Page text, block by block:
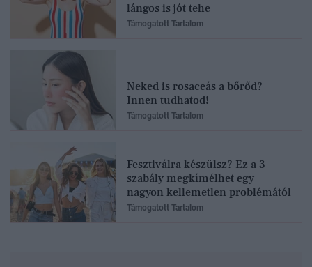
lángos is jót tehe
Támogatott Tartalom
Neked is rosaceás a bőrőd?
Innen tudhatod!
Támogatott Tartalom
Fesztiválra készülsz? Ez a 3
szabály megkímélhet egy
nagyon kellemetlen problémától
Támogatott Tartalom